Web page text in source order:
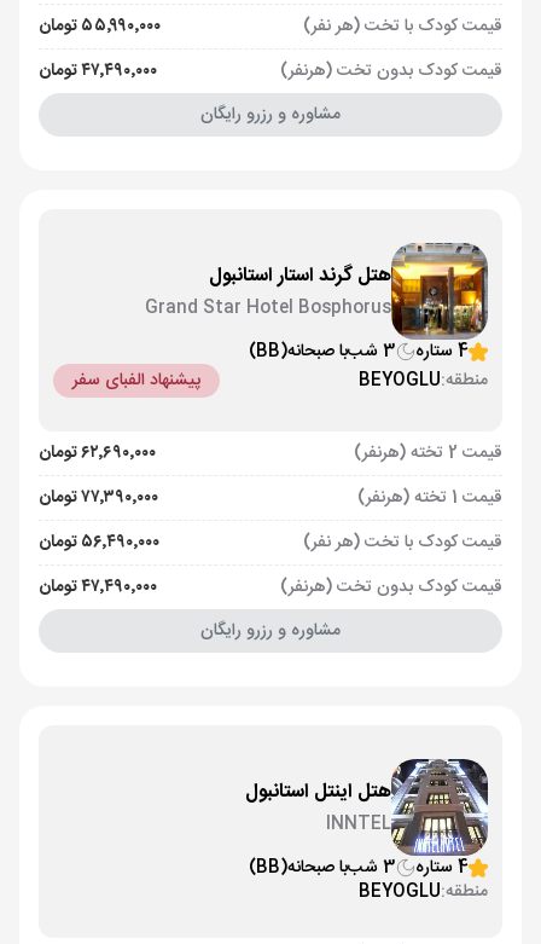
قیمت کودک با تخت (هر نفر)
۵۵٬۹۹۰٬۰۰۰ تومان
قیمت کودک بدون تخت (هرنفر)
۴۷٬۴۹۰٬۰۰۰ تومان
مشاوره و رزرو رایگان
هتل گرند استار استانبول
Grand Star Hotel Bosphorus
4 ستاره
3 شب با صبحانه(BB)
منطقه:BEYOGLU پیشنهاد الفبای سفر
قیمت 2 تخته (هرنفر)
۶۲٬۶۹۰٬۰۰۰ تومان
قیمت 1 تخته (هرنفر)
۷۷٬۳۹۰٬۰۰۰ تومان
قیمت کودک با تخت (هر نفر)
۵۶٬۴۹۰٬۰۰۰ تومان
قیمت کودک بدون تخت (هرنفر)
۴۷٬۴۹۰٬۰۰۰ تومان
مشاوره و رزرو رایگان
هتل اینتل استانبول
INNTEL
4 ستاره
3 شب با صبحانه(BB)
منطقه:BEYOGLU